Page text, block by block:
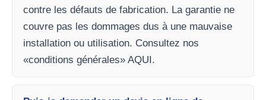
contre les défauts de fabrication. La garantie ne
couvre pas les dommages dus à une mauvaise
installation ou utilisation. Consultez nos
«conditions générales» AQUI.